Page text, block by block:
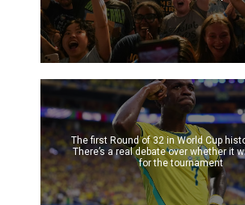
The first Round of 32 in World Cup
There’s a real debate over whether it
for the tournament